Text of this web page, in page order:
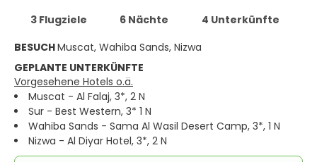
3 Flugziele 6 Nächte
4 Unterkünfte
BESUCHMuscat, Wahiba Sands, Nizwa
GEPLANTE UNTERKÜNFTE
Vorgesehene Hotels o.ä.
Muscat - Al Falaj, 3*, 2 N
Sur - Best Western, 3* 1 N
Wahiba Sands - Sama Al Wasil Desert Camp, 3*, 1 N
Nizwa - Al Diyar Hotel, 3*, 2 N